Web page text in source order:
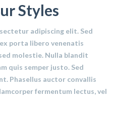
Styles
adipiscing elit. Sed
porta libero venenatis
molestie. Nulla blandit
quis semper justo. Sed
Phasellus auctor convallis
fermentum lectus, vel